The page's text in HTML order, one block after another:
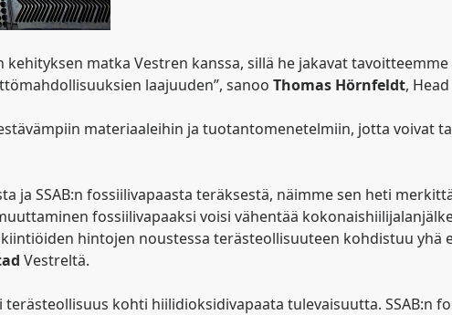
kehityksen matka Vestren kanssa, sillä he jakavat
laajuuden”, sanoo Thomas Hörnfeldt,
materiaaleihin ja tuotantomenetelmiin, jotta voivat
ja SSAB:n fossiilivapaasta teräksestä, näimme sen heti
fossiilivapaaksi voisi vähentää
hintojen noustessa terästeollisuuteen kohdistuu
Vestreltä.
kohti hiilidioksidivapaata tulevaisuutta. SSAB:n